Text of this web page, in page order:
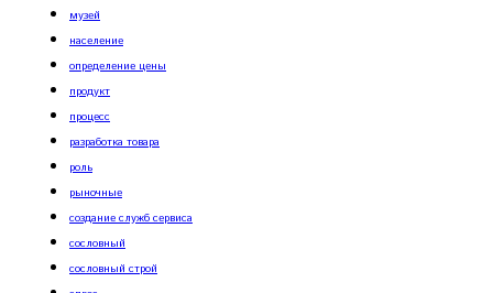
музей
население
определение цены
продукт
процесс
разработка товара
роль
рыночные
создание служб сервиса
сословный
сословный строй